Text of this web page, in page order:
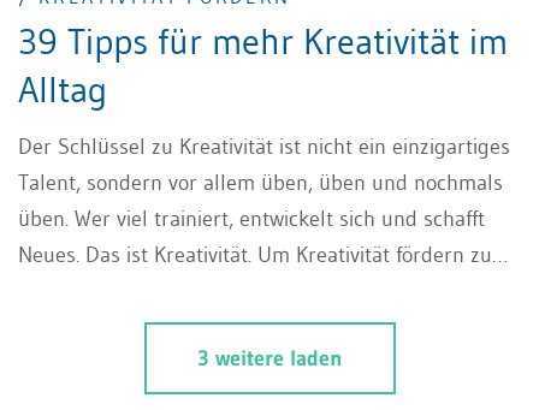
39 Tipps für mehr Kreativität im
Alltag
Der Schlüssel zu Kreativität ist nicht ein einzigartiges
Talent, sondern vor allem üben, üben und nochmals
üben. Wer viel trainiert, entwickelt sich und schafft
Neues. Das ist Kreativität. Um Kreativität fördern zu
Dranbleiben. Niemand fängt als Genie an. Die Muse
wird nur durch Beharrlichkeit erweckt.
3 weitere laden